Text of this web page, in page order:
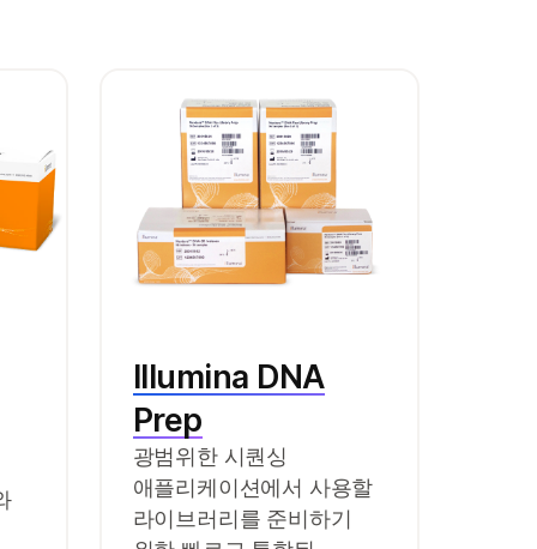
Illumina DNA
Prep
광범위한 시퀀싱
애플리케이션에서 사용할
라이브러리를 준비하기